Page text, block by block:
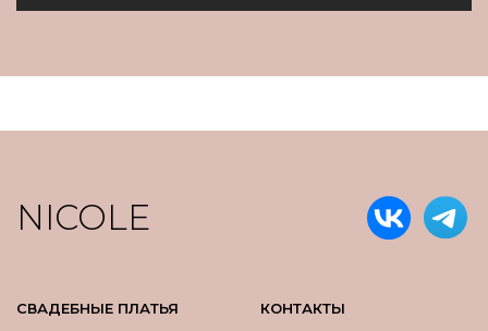
NICOLE
СВАДЕБНЫЕ ПЛАТЬЯ
КОНТАКТЫ